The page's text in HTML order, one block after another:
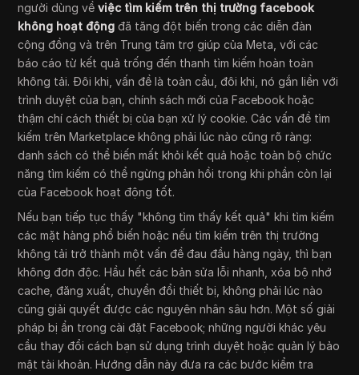
người dùng vềviệc tìm kiếm trên thị trường facebook
không hoạt động đã tăng đột biến trong các diễn đàn
cộng đồng và trên Trung tâm trợ giúp của Meta, với các
báo cáo từ kết quả trống đến thanh tìm kiếm hoàn toàn
không tải. Đôi khi, vấn đề là toàn cầu, đôi khi, nó gắn liền với
trình duyệt của bạn, chính sách mới của Facebook hoặc
thậm chí cách thiết bị của bạn xử lý cookie. Các vấn đề tìm
kiếm trên Marketplace không phải lúc nào cũng rõ ràng:
danh sách có thể biến mất khỏi kết quả hoặc toàn bộ chức
năng tìm kiếm có thể ngừng phản hồi trong khi phần còn lại
của Facebook hoạt động tốt.
Nếu bạn tiếp tục thấy "không tìm thấy kết quả" khi tìm kiếm
các mặt hàng phổ biến hoặc nếu tìm kiếm trên thị trường
không tải trở thành một vấn đề đau đầu hàng ngày, thì bạn
không đơn độc. Hầu hết các bản sửa lỗi nhanh, xóa bộ nhớ
cache, đăng xuất, chuyển đổi thiết bị, không phải lúc nào
cũng giải quyết được các nguyên nhân sâu hơn. Một số giải
pháp bị ẩn trong cài đặt Facebook; những người khác yêu
cầu thay đổi cách bạn sử dụng trình duyệt hoặc quản lý bảo
mật tài khoản. Hướng dẫn này đưa ra các bước kiểm tra